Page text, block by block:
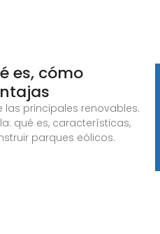
es, cómo
las principales renovables.
qué es, características,
parques eólicos.